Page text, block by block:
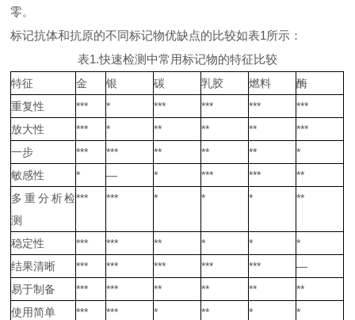
零。
标记抗体和抗原的不同标记物优缺点的比较如表1所示：
表1.快速检测中常用标记物的特征比较
特征 金 银 碳 乳胶 燃料
酶
重复性
*** * *** *** ***
***
放大性
*** * ** ** **
***
一步
*** *** ** ** **
*
敏感性
* — * *** ***
**
多重分析检
测
*** *** * * * **
稳定性 *** *** ** * *
*
结果清晰
*** *** *** *** ***
—
易于制备
*** *** ** ** **
**
使用简单
*** *** * ** *
*